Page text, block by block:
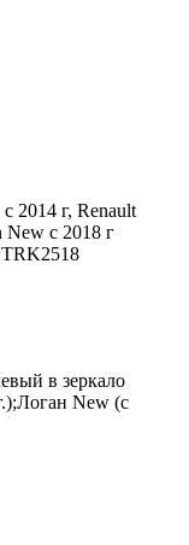
2014 г, Renault
New с 2018 г
TRK2518
в зеркало
New (с